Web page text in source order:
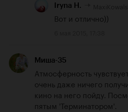
Iryna H.
Вот и отлично))
Миша-35
Атмосферность
очень даже ничего
кино на него пойду.
пятым 'Терминатором'.